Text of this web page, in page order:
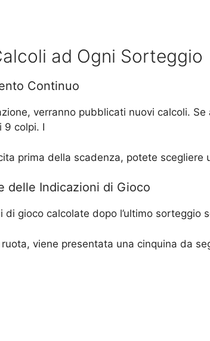
ad Ogni Sorteggio
Continuo
verranno pubblicati nuovi calcoli.
9 colpi. I
prima della scadenza, potete
delle Indicazioni di Gioco
di gioco calcolate dopo l’ultimo sorteggio
viene presentata una cinquina da